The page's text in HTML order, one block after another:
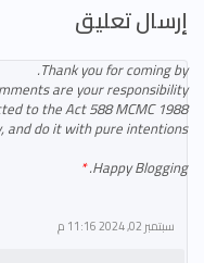
إرسال تعليق
Thank you for coming by.
are your responsibility.
to the Act 588 MCMC 1988.
and do it with pure intentions.
Happy Blogging.
سبتمبر 02, 2024 11:16 م